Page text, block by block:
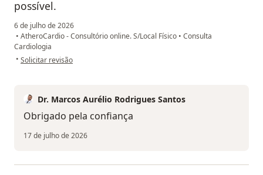
possível.
6 de julho de 2026
• AtheroCardio - Consultório online. S/Local Físico • Consulta
Cardiologia
• na opinião do utilizador I. P. O.
Solicitar revisão
Dr. Marcos Aurélio Rodrigues Santos
Obrigado pela confiança
17 de julho de 2026